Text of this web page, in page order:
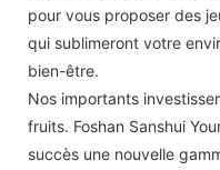
pour vous proposer des
qui sublimeront votre
bien-être.
Nos importants
fruits. Foshan Sanshui
succès une nouvelle